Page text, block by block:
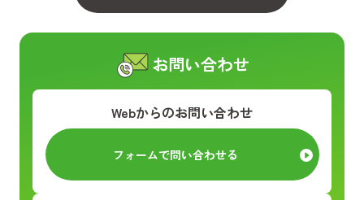
お問い合わせ
Webからのお問い合わせ
フォームで問い合わせる